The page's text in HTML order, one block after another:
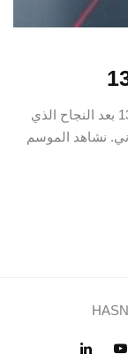
برامج رمضان 2018 برنامج الصدمة 3 – الحلقة 13 بعد النجاح الذي
نشاهد الموسم